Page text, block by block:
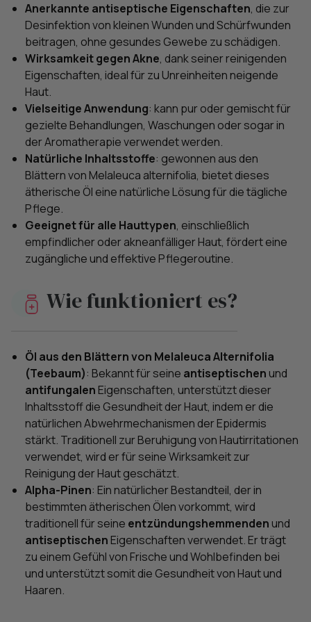
Anerkannte antiseptische Eigenschaften, die zur
Desinfektion von kleinen Wunden und Schürfwunden
beitragen, ohne gesundes Gewebe zu schädigen.
Wirksamkeit gegen Akne, dank seiner reinigenden
Eigenschaften, ideal für zu Unreinheiten neigende
Haut.
Vielseitige Anwendung: kann pur oder gemischt für
gezielte Behandlungen, Waschungen oder sogar in
der Aromatherapie verwendet werden.
Natürliche Inhaltsstoffe: gewonnen aus den
Blättern von Melaleuca alternifolia, bietet dieses
ätherische Öl eine natürliche Lösung für die tägliche
Pflege.
Geeignet für alle Hauttypen, einschließlich
empfindlicher oder akneanfälliger Haut, fördert eine
zugängliche und effektive Pflegeroutine.
Wie funktioniert es?
Öl aus den Blättern von Melaleuca Alternifolia
(Teebaum): Bekannt für seine antiseptischen und
antifungalen Eigenschaften, unterstützt dieser
Inhaltsstoff die Gesundheit der Haut, indem er die
natürlichen Abwehrmechanismen der Epidermis
stärkt. Traditionell zur Beruhigung von Hautirritationen
verwendet, wird er für seine Wirksamkeit zur
Reinigung der Haut geschätzt.
Alpha-Pinen: Ein natürlicher Bestandteil, der in
bestimmten ätherischen Ölen vorkommt, wird
traditionell für seine entzündungshemmenden und
antiseptischen Eigenschaften verwendet. Er trägt
zu einem Gefühl von Frische und Wohlbefinden bei
und unterstützt somit die Gesundheit von Haut und
Haaren.